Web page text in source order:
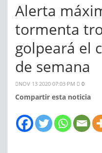
Alerta
tormenta
golpeará el
de semana
NOV 13 2020 07:03 PM 0
Compartir esta noticia